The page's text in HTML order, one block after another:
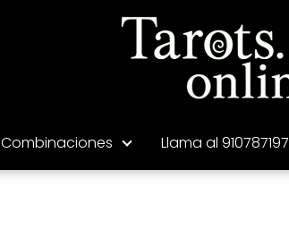
Combinaciones Llama al 910787197